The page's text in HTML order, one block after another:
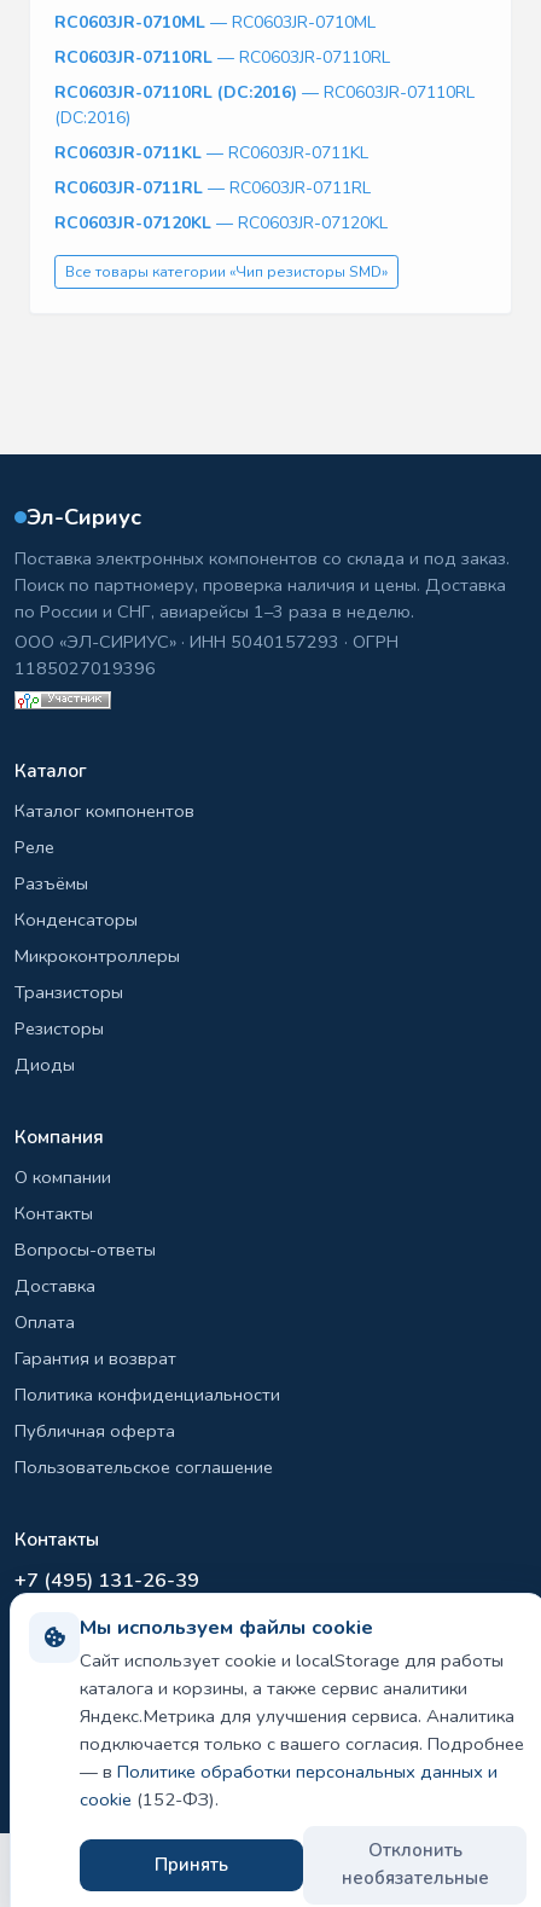
Мы используем файлы cookie
Сайт использует cookie и localStorage для работы
каталога и корзины, а также сервис аналитики
Яндекс.Метрика для улучшения сервиса. Аналитика
подключается только с вашего согласия. Подробнее
— в Политике обработки персональных данных и
cookie (152-ФЗ).
Принять
Отклонить
необязательные
RC0603JR-0710ML — RC0603JR-0710ML
RC0603JR-07110RL — RC0603JR-07110RL
RC0603JR-07110RL (DC:2016) — RC0603JR-07110RL
(DC:2016)
RC0603JR-0711KL — RC0603JR-0711KL
RC0603JR-0711RL — RC0603JR-0711RL
RC0603JR-07120KL — RC0603JR-07120KL
Все товары категории «Чип резисторы SMD»
Эл-Сириус
Поставка электронных компонентов со склада и под заказ.
Поиск по партномеру, проверка наличия и цены. Доставка
по России и СНГ, авиарейсы 1–3 раза в неделю.
ООО «ЭЛ-СИРИУС» · ИНН 5040157293 · ОГРН
1185027019396
Каталог
Каталог компонентов
Реле
Разъёмы
Конденсаторы
Микроконтроллеры
Транзисторы
Резисторы
Диоды
Компания
О компании
Контакты
Вопросы-ответы
Доставка
Оплата
Гарантия и возврат
Политика конфиденциальности
Публичная оферта
Пользовательское соглашение
Контакты
+7 (495) 131-26-39
info@el-sirius.ru
МО, г. Раменское, ул. Карла Маркса
Склад: Шереметьево, Московская область
2026 ООО «ЭЛ-СИРИУС». Все права защищены.
Политика конфиденциальности и использования cookie